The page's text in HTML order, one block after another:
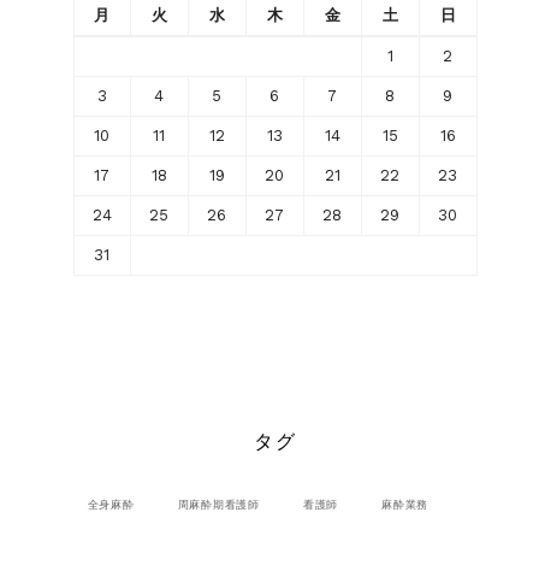
月 火 水 木 金 土 日
1 2
3 4 5 6 7 8 9
10 11 12 13 14 15 16
17 18 19 20 21 22 23
24 25 26 27 28 29 30
31
タグ
全身麻酔 周麻酔期看護師 看護師 麻酔業務